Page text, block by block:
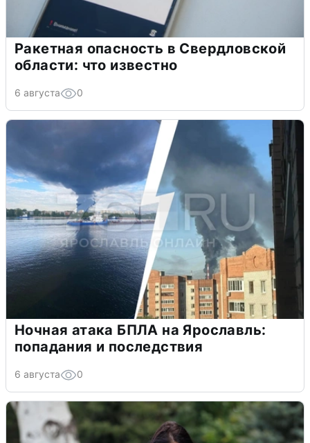
Ракетная опасность в Свердловской
области: что известно
6 августа 0
Ночная атака БПЛА на Ярославль:
попадания и последствия
6 августа 0